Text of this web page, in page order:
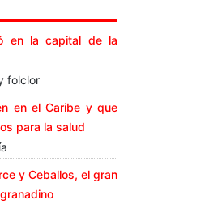
en la capital de la
folclor
en el Caribe y que
para la salud
y Ceballos, el gran